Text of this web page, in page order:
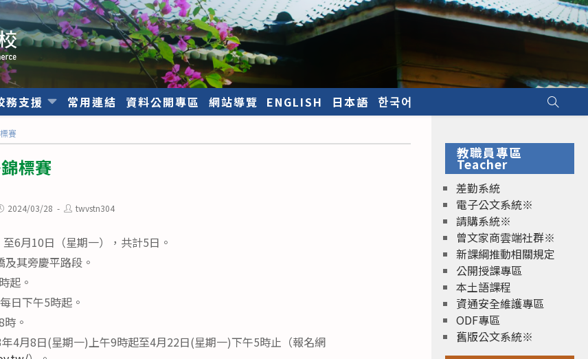
務支援 常用連結 資料公開專區 網站導覽 ENGLISH 日本語 한국어
賽
標賽
2024/03/28
Posttwvstn304
6月10日（星期一），共計5日。
其旁慶平路段。
起。
日下午5時起。
。
4月8日(星期一)上午9時起至4月22日(星期一)下午5時止（報名網
教職員專區
Teacher
差勤系統
電子公文系統※
請購系統※
曾文家商雲端社群※
新課綱推動相關規定
公開授課專區
本土語課程
資通安全維護專區
ODF專區
舊版公文系統※